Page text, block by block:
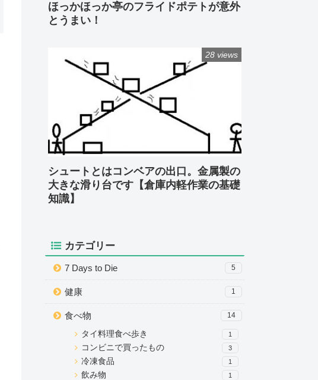
ほっかほっか亭のフライドポテトが意外
とうまい！
シュートとはコンベアの出口。金属製の
大きな滑り台です【倉庫内軽作業の基礎
知識】
28 views
カテゴリー
7 Days to Die 5
健康 1
食べ物 14
タイ料理食べ歩き 1
コンビニで買ったもの 3
冷凍食品 1
飲み物 1